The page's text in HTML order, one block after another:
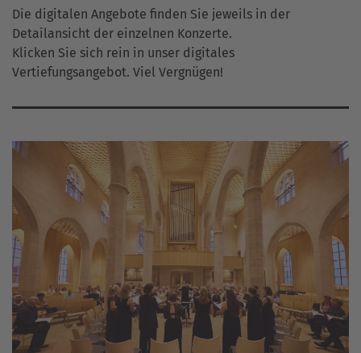
Die digitalen Angebote finden Sie jeweils in der
Detailansicht der einzelnen Konzerte.
Klicken Sie sich rein in unser digitales
Vertiefungsangebot. Viel Vergnügen!